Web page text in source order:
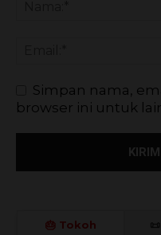
Simpan nama,
browser ini untuk
🎂 Tokoh